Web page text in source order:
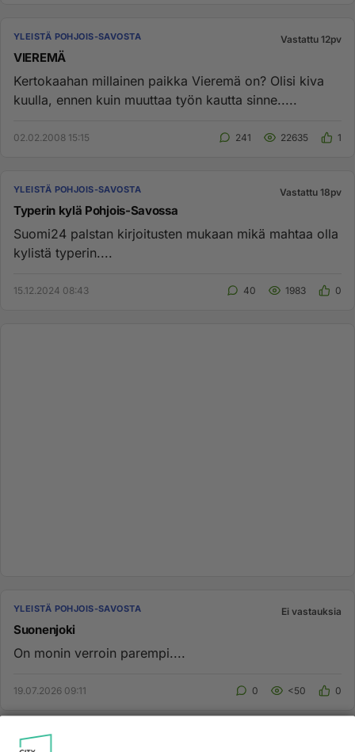
YLEISTÄ POHJOIS-SAVOSTA Vastattu 12pv
VIEREMÄ
Kertokaahan millainen paikka Vieremä on? Olisi kiva
kuulla, ennen kuin muuttaa työn kautta sinne.....
02.02.2008 15:15 241 22635 1
YLEISTÄ POHJOIS-SAVOSTA Vastattu 18pv
Typerin kylä Pohjois-Savossa
Suomi24 palstan kirjoitusten mukaan mikä mahtaa olla
kylistä typerin....
15.12.2024 08:43 40 1983 0
YLEISTÄ POHJOIS-SAVOSTA Ei vastauksia
Suonenjoki
On monin verroin parempi....
19.07.2026 09:11 0 <50 0
YLEISTÄ POHJOIS-SAVOSTA